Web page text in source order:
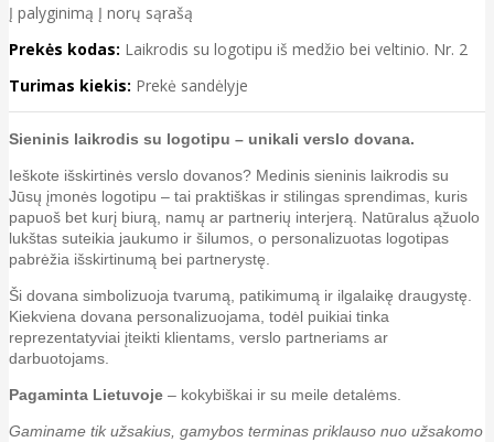
Į palyginimą Į norų sąrašą
Prekės kodas: Laikrodis su logotipu iš medžio bei veltinio. Nr. 2
Turimas kiekis: Prekė sandėlyje
Sieninis laikrodis su logotipu – unikali verslo dovana.
Ieškote išskirtinės verslo dovanos? Medinis sieninis laikrodis su
Jūsų įmonės logotipu – tai praktiškas ir stilingas sprendimas, kuris
papuoš bet kurį biurą, namų ar partnerių interjerą. Natūralus ąžuolo
lukštas suteikia jaukumo ir šilumos, o personalizuotas logotipas
pabrėžia išskirtinumą bei partnerystę.
Ši dovana simbolizuoja tvarumą, patikimumą ir ilgalaikę draugystę.
Kiekviena dovana personalizuojama, todėl puikiai tinka
reprezentatyviai įteikti klientams, verslo partneriams ar
darbuotojams.
Pagaminta Lietuvoje – kokybiškai ir su meile detalėms.
Gaminame tik užsakius, gamybos terminas priklauso nuo užsakomo